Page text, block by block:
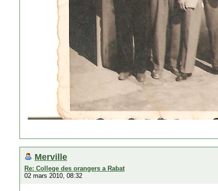
Merville
Re: College des orangers a Rabat
02 mars 2010, 08:32